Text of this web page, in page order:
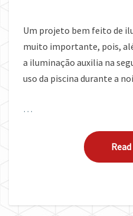
Um projeto bem feito de
muito importante, pois,
a iluminação auxilia na
uso da piscina durante a
…